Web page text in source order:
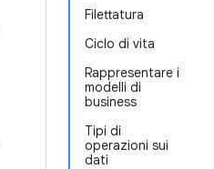
Filettatura
Ciclo di vita
Rappresentare i
modelli di
business
Tipi di
operazioni sui
dati